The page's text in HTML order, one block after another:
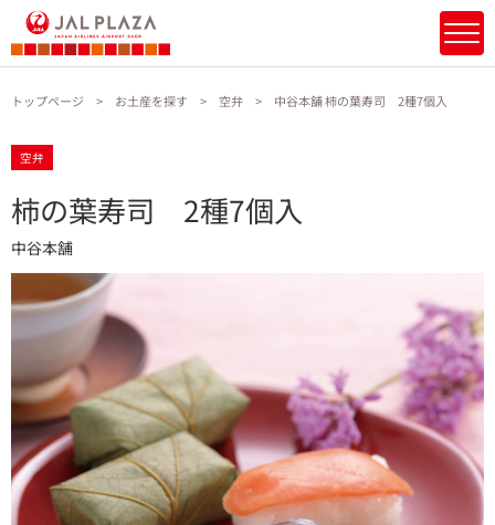
トップページ お土産を探す 空弁 中谷本舗 柿の葉寿司 2種7個入
空弁
柿の葉寿司 2種7個入
中谷本舗